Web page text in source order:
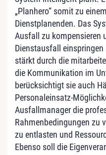
„Planhero“ somit zu
Dienstplanenden. Das
Ausfall zu kompensieren
Dienstausfall
stärkt durch die
die Kommunikation im
berücksichtigt sie auch
Personaleinsatz-
Ausfallmanager die
Rahmenbedingungen zu
zu entlasten und
Ebenso soll die